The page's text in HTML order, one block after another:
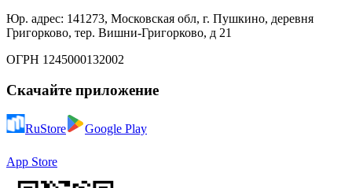
Юр. адрес: 141273, Московская обл, г. Пушкино, деревня
Григорково, тер. Вишни-Григорково, д 21
ОГРН 1245000132002
Скачайте приложение
RuStore Google Play
App Store